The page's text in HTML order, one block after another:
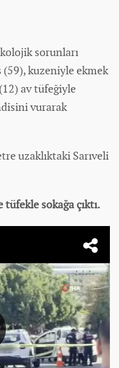
sorunları
kuzeniyle ekmek
av tüfeğiyle
vurarak
uzaklıktaki Sarıveli
sokağa çıktı.